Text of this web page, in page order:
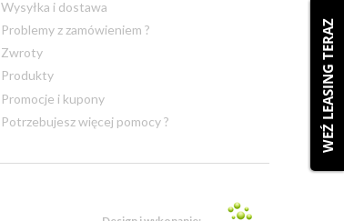
Wysyłka i dostawa
Problemy z zamówieniem ?
Zwroty
Produkty
Promocje i kupony
Potrzebujesz więcej pomocy ?
WEŹ LEASING TERAZ